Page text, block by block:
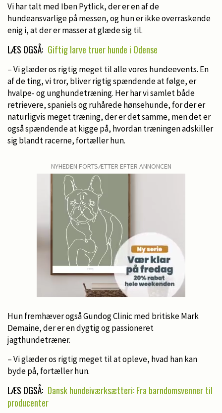
Vi har talt med Iben Pytlick, der er en af de
hundeansvarlige på messen, og hun er ikke overraskende
enig i, at der er masser at glæde sig til.
LÆS OGSÅ: Giftig larve truer hunde i Odense
– Vi glæder os rigtig meget til alle vores hundeevents. En
af de ting, vi tror, bliver rigtig spændende at følge, er
hvalpe- og unghundetræning. Her har vi samlet både
retrievere, spaniels og ruhårede hønsehunde, for der er
naturligvis meget træning, der er det samme, men det er
også spændende at kigge på, hvordan træningen adskiller
sig blandt racerne, fortæller hun.
NYHEDEN FORTSÆTTER EFTER ANNONCEN
Hun fremhæver også Gundog Clinic med britiske Mark
Demaine, der er en dygtig og passioneret
jagthundetræner.
– Vi glæder os rigtig meget til at opleve, hvad han kan
byde på, fortæller hun.
LÆS OGSÅ: Dansk hundeiværksætteri: Fra barndomsvenner til
producenter